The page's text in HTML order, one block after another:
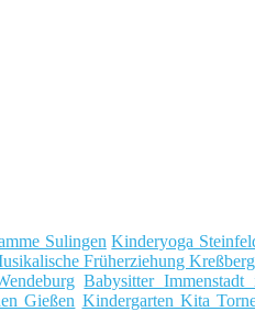
Sulingen Kinderyoga
Früherziehung Kreßberg
Babysitter
Gießen Kindergarten Kita